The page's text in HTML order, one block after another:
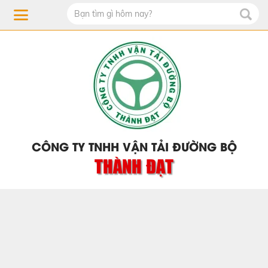
CÔNG TY TNHH VẬN TẢI ĐƯỜNG BỘ
THÀNH ĐẠT